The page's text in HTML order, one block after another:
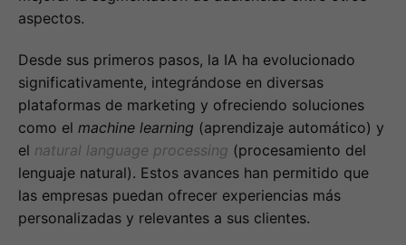
aspectos.
Desde sus primeros pasos, la IA ha evolucionado
significativamente, integrándose en diversas
plataformas de marketing y ofreciendo soluciones
como el machine learning (aprendizaje automático) y
el natural language processing (procesamiento del
lenguaje natural). Estos avances han permitido que
las empresas puedan ofrecer experiencias más
personalizadas y relevantes a sus clientes.